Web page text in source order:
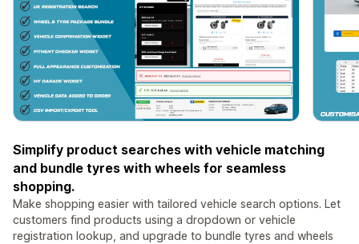
Simplify product searches with vehicle matching
and bundle tyres with wheels for seamless
shopping.
Make shopping easier with tailored vehicle search options. Let
customers find products using a dropdown or vehicle
registration lookup, and upgrade to bundle tyres and wheels